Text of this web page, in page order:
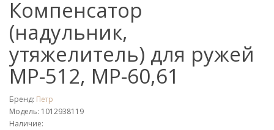
Компенсатор
(надульник,
утяжелитель) для ружей
МР-512, МР-60,61
Бренд: Петр
Модель: 1012938119
Наличие: